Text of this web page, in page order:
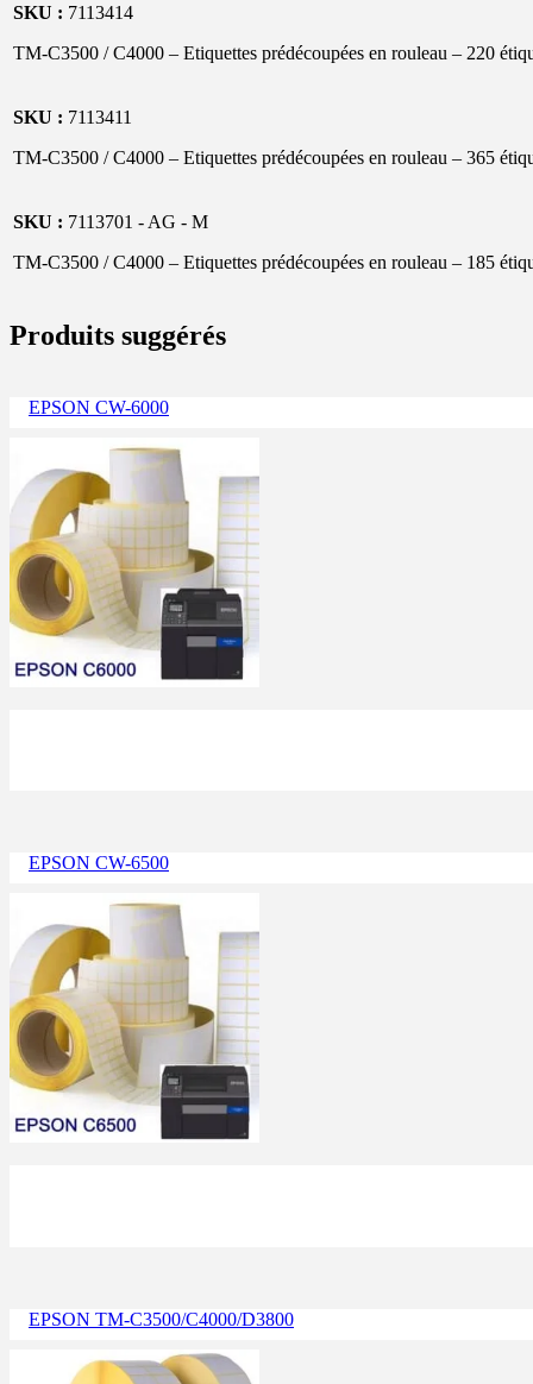
SKU : 7113414
TM-C3500 / C4000 – Etiquettes prédécoupées en rouleau – 220
SKU : 7113411
TM-C3500 / C4000 – Etiquettes prédécoupées en rouleau – 365
SKU : 7113701 - AG - M
TM-C3500 / C4000 – Etiquettes prédécoupées en rouleau – 185
Produits suggérés
EPSON CW-6000
EPSON CW-6500
EPSON TM-C3500/C4000/D3800